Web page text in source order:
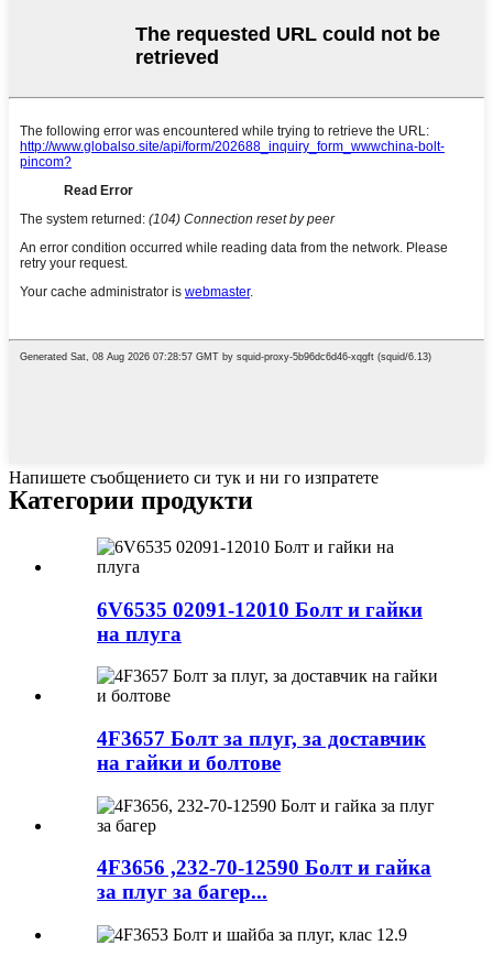
Напишете съобщението си тук и ни го изпратете
Категории продукти
6V6535 02091-12010 Болт и гайки
на плуга
4F3657 Болт за плуг, за доставчик
на гайки и болтове
4F3656 ,232-70-12590 Болт и гайка
за плуг за багер...